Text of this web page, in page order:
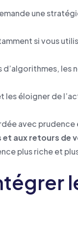
une
si vous
éloigner de
avec
aux retours de
plus riche et